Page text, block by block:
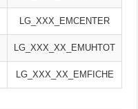
LG_XXX_EMCENTER
LG_XXX_XX_EMUHTOT
LG_XXX_XX_EMFICHE